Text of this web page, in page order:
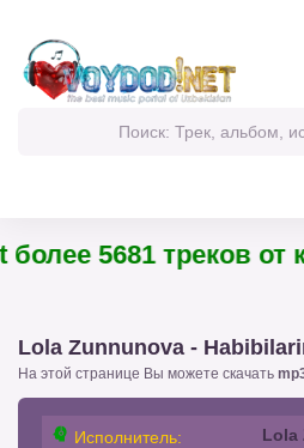
5681 треков от
Lola Zunnunova -
На этой странице Вы можете скачать mp3
Исполнитель: Lola